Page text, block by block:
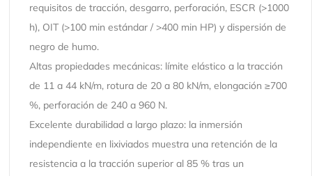
requisitos de tracción, desgarro, perforación, ESCR (>1000
h), OIT (>100 min estándar / >400 min HP) y dispersión de
negro de humo.
Altas propiedades mecánicas: límite elástico a la tracción
de 11 a 44 kN/m, rotura de 20 a 80 kN/m, elongación ≥700
%, perforación de 240 a 960 N.
Excelente durabilidad a largo plazo: la inmersión
independiente en lixiviados muestra una retención de la
resistencia a la tracción superior al 85 % tras un